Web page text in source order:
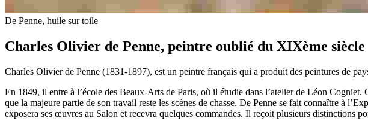
De Penne, huile sur toile
Charles Olivier de Penne, peintre oublié du XIXème siècle
Charles Olivier de Penne (1831-1897), est un peintre français qui a produit des peintures de
En 1849, il entre à l’école des Beaux-Arts de Paris, où il étudie dans l’atelier de Léon
que la majeure partie de son travail reste les scènes de chasse. De Penne se fait connaître à
exposera ses œuvres au Salon et recevra quelques commandes. Il reçoit plusieurs distinctions